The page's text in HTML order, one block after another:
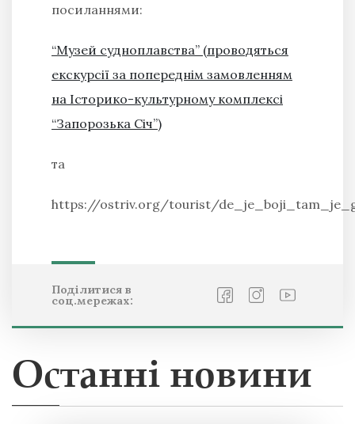
посиланнями:
“Музей судноплавства” (проводяться
екскурсії за попереднім замовленням
на Історико-культурному комплексі
“Запорозька Січ”)
та
https://ostriv.org/tourist/
Поділитися в
соц.мережах:
Останні новини